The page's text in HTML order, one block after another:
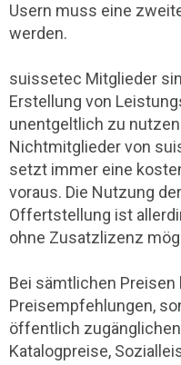
Usern muss eine
werden.
suissetec Mitglieder
Erstellung von
unentgeltlich zu
Nichtmitglieder von
setzt immer eine
voraus. Die Nutzung
Offertstellung ist
ohne Zusatzlizenz
Bei sämtlichen
Preisempfehlungen,
öffentlich
Katalogpreise,